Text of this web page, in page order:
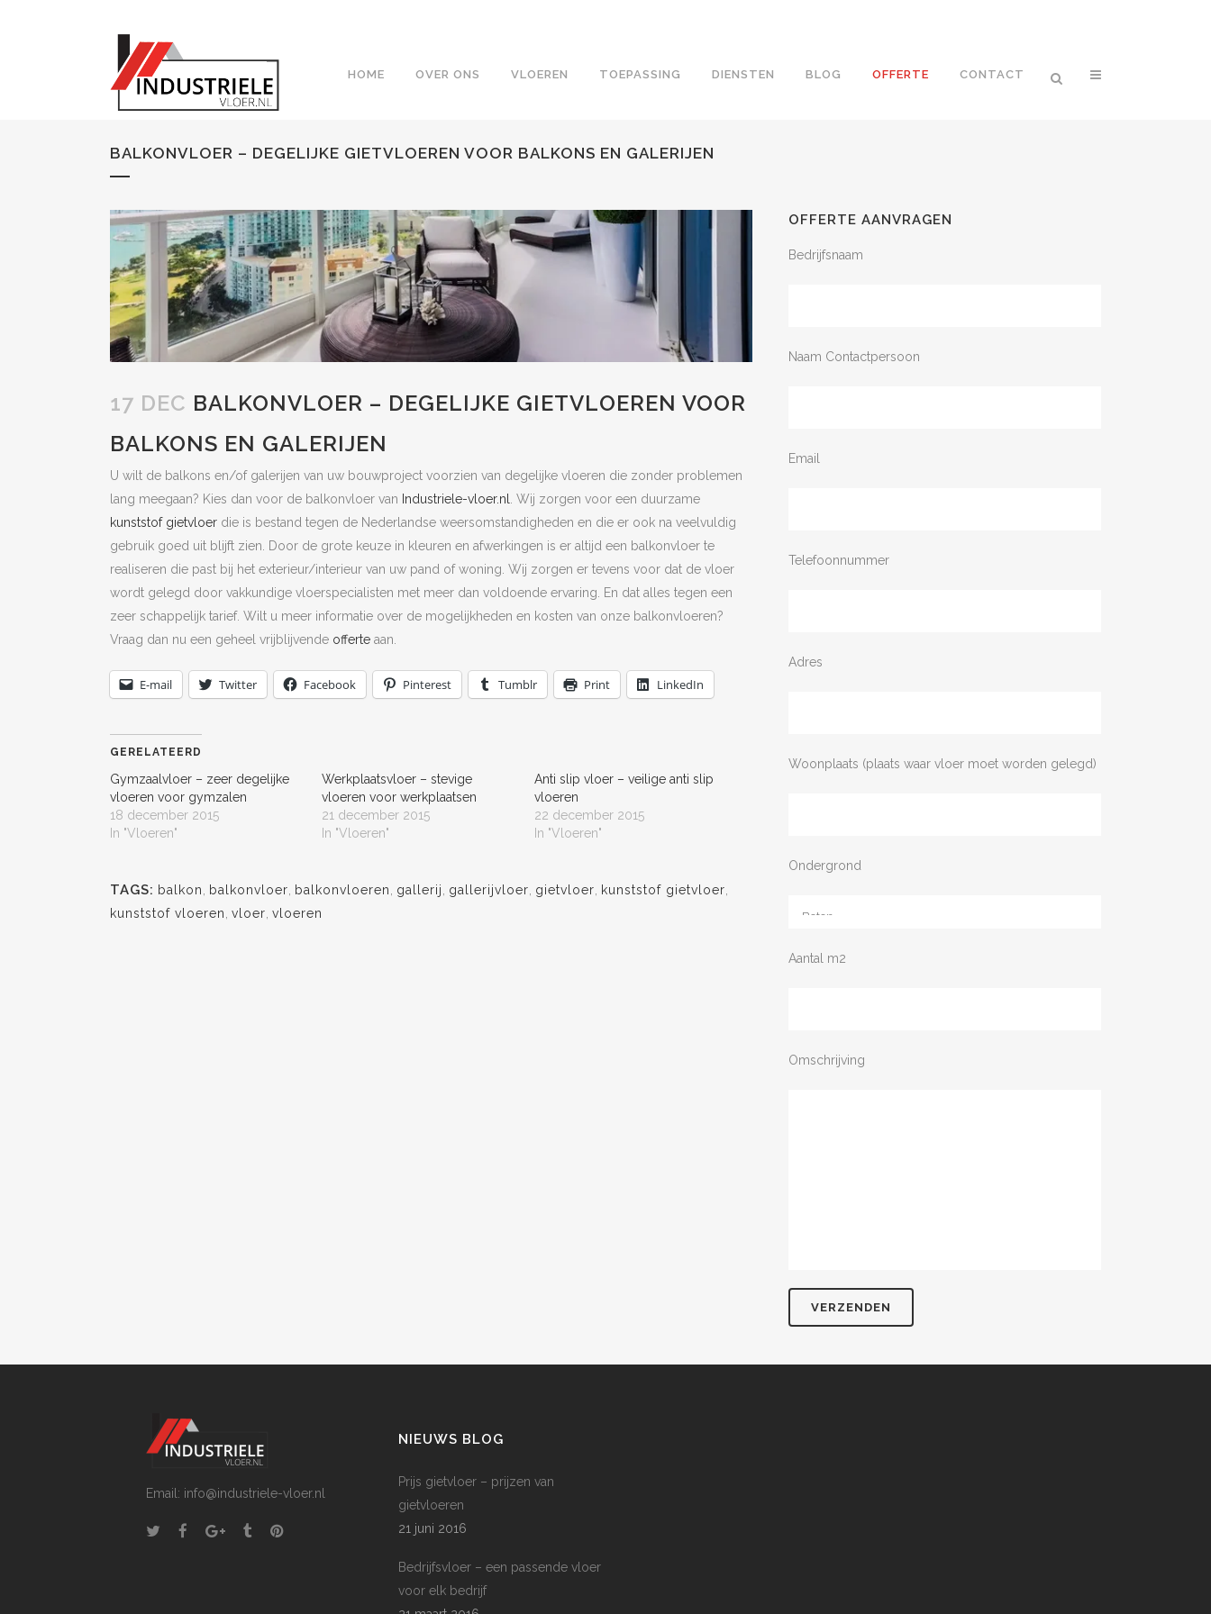
HOME OVER ONS VLOEREN TOEPASSING DIENSTEN BLOG OFFERTE CONTACT
BALKONVLOER – DEGELIJKE GIETVLOEREN VOOR BALKONS EN GALERIJEN
17 DEC BALKONVLOER – DEGELIJKE GIETVLOEREN VOOR
BALKONS EN GALERIJEN
U wilt de balkons en/of galerijen van uw bouwproject voorzien van degelijke vloeren die zonder problemen
lang meegaan? Kies dan voor de balkonvloer van Industriele-vloer.nl. Wij zorgen voor een duurzame
kunststof gietvloer die is bestand tegen de Nederlandse weersomstandigheden en die er ook na veelvuldig
gebruik goed uit blijft zien. Door de grote keuze in kleuren en afwerkingen is er altijd een balkonvloer te
realiseren die past bij het exterieur/interieur van uw pand of woning. Wij zorgen er tevens voor dat de vloer
wordt gelegd door vakkundige vloerspecialisten met meer dan voldoende ervaring. En dat alles tegen een
zeer schappelijk tarief. Wilt u meer informatie over de mogelijkheden en kosten van onze balkonvloeren?
Vraag dan nu een geheel vrijblijvende offerte aan.
E-mail Twitter Facebook Pinterest Tumblr Print LinkedIn
GERELATEERD
Gymzaalvloer – zeer degelijke
vloeren voor gymzalen
18 december 2015
In "Vloeren"
Werkplaatsvloer – stevige
vloeren voor werkplaatsen
21 december 2015
In "Vloeren"
Anti slip vloer – veilige anti slip
vloeren
22 december 2015
In "Vloeren"
TAGS: balkon, balkonvloer, balkonvloeren, gallerij, gallerijvloer, gietvloer, kunststof gietvloer,
kunststof vloeren, vloer, vloeren
OFFERTE AANVRAGEN
Bedrijfsnaam
Naam Contactpersoon
Email
Telefoonnummer
Adres
Woonplaats (plaats waar vloer moet worden gelegd)
Ondergrond
Aantal m2
Omschrijving
Email: info@industriele-vloer.nl
NIEUWS BLOG
Prijs gietvloer – prijzen van
gietvloeren
21 juni 2016
Bedrijfsvloer – een passende vloer
voor elk bedrijf